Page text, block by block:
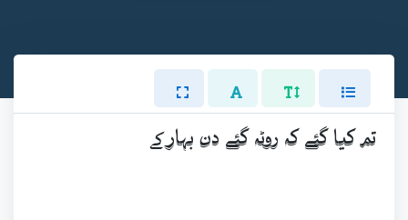
تم کیا گئے کہ روٹہ گئے دن بہار کے